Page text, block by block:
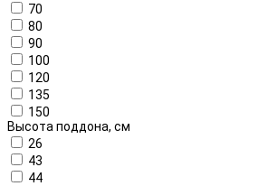
70
80
90
100
120
135
150
Высота поддона, см
26
43
44